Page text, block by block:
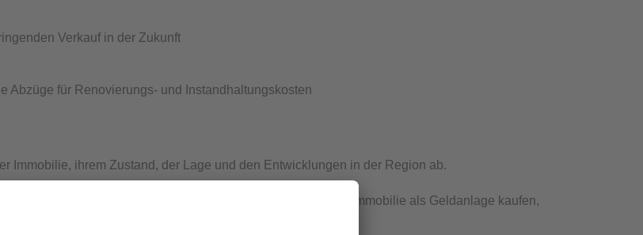
Verkauf in der Zukunft
Abzüge für Renovierungs- und Instandhaltungskosten
Immobilie, ihrem Zustand, der Lage und den Entwicklungen in der Region ab.
in große Unkosten stürzen. Möchten Sie eine Immobilie als Geldanlage kaufen,